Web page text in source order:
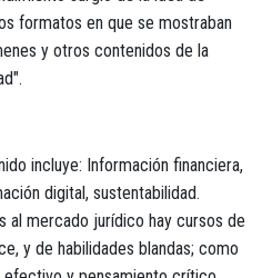
formatos en que se mostraban
y otros contenidos de la
incluye: Información financiera,
digital, sustentabilidad.
al mercado jurídico hay cursos de
y de habilidades blandas; como